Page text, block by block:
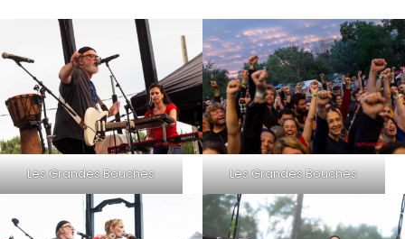
Les Grandes Bouches Les Grandes Bouches